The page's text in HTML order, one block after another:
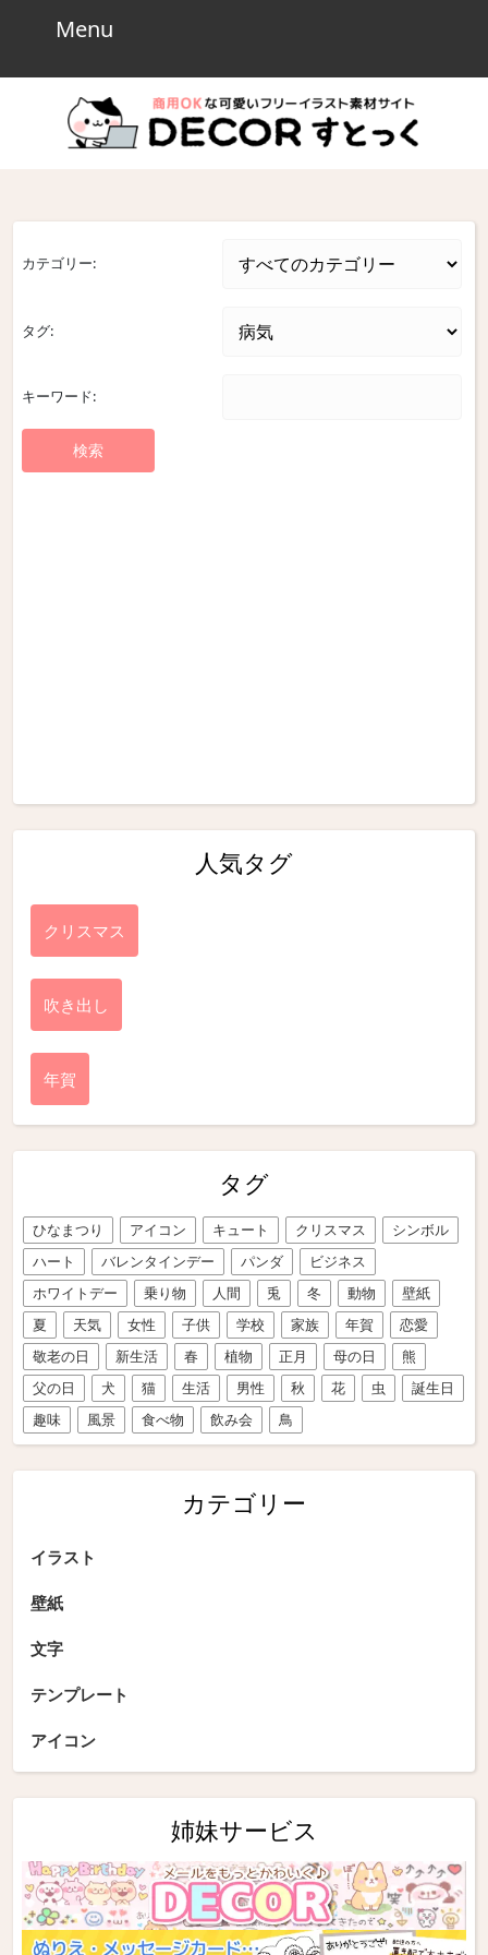
Menu
カテゴリー:
タグ:
キーワード:
人気タグ
クリスマス
吹き出し
年賀
タグ
ひなまつり アイコン キュート クリスマス
シンボル
ハート
バレンタインデー パンダ
ビジネス
ホワイトデー
乗り物 人間 兎 冬 動物
壁紙
夏
天気 女性 子供 学校 家族 年賀
恋愛
敬老の日
新生活 春 植物 正月 母の日
熊
父の日
犬 猫 生活 男性 秋 花 虫
誕生日
趣味
風景 食べ物 飲み会 鳥
カテゴリー
イラスト
壁紙
文字
テンプレート
アイコン
姉妹サービス